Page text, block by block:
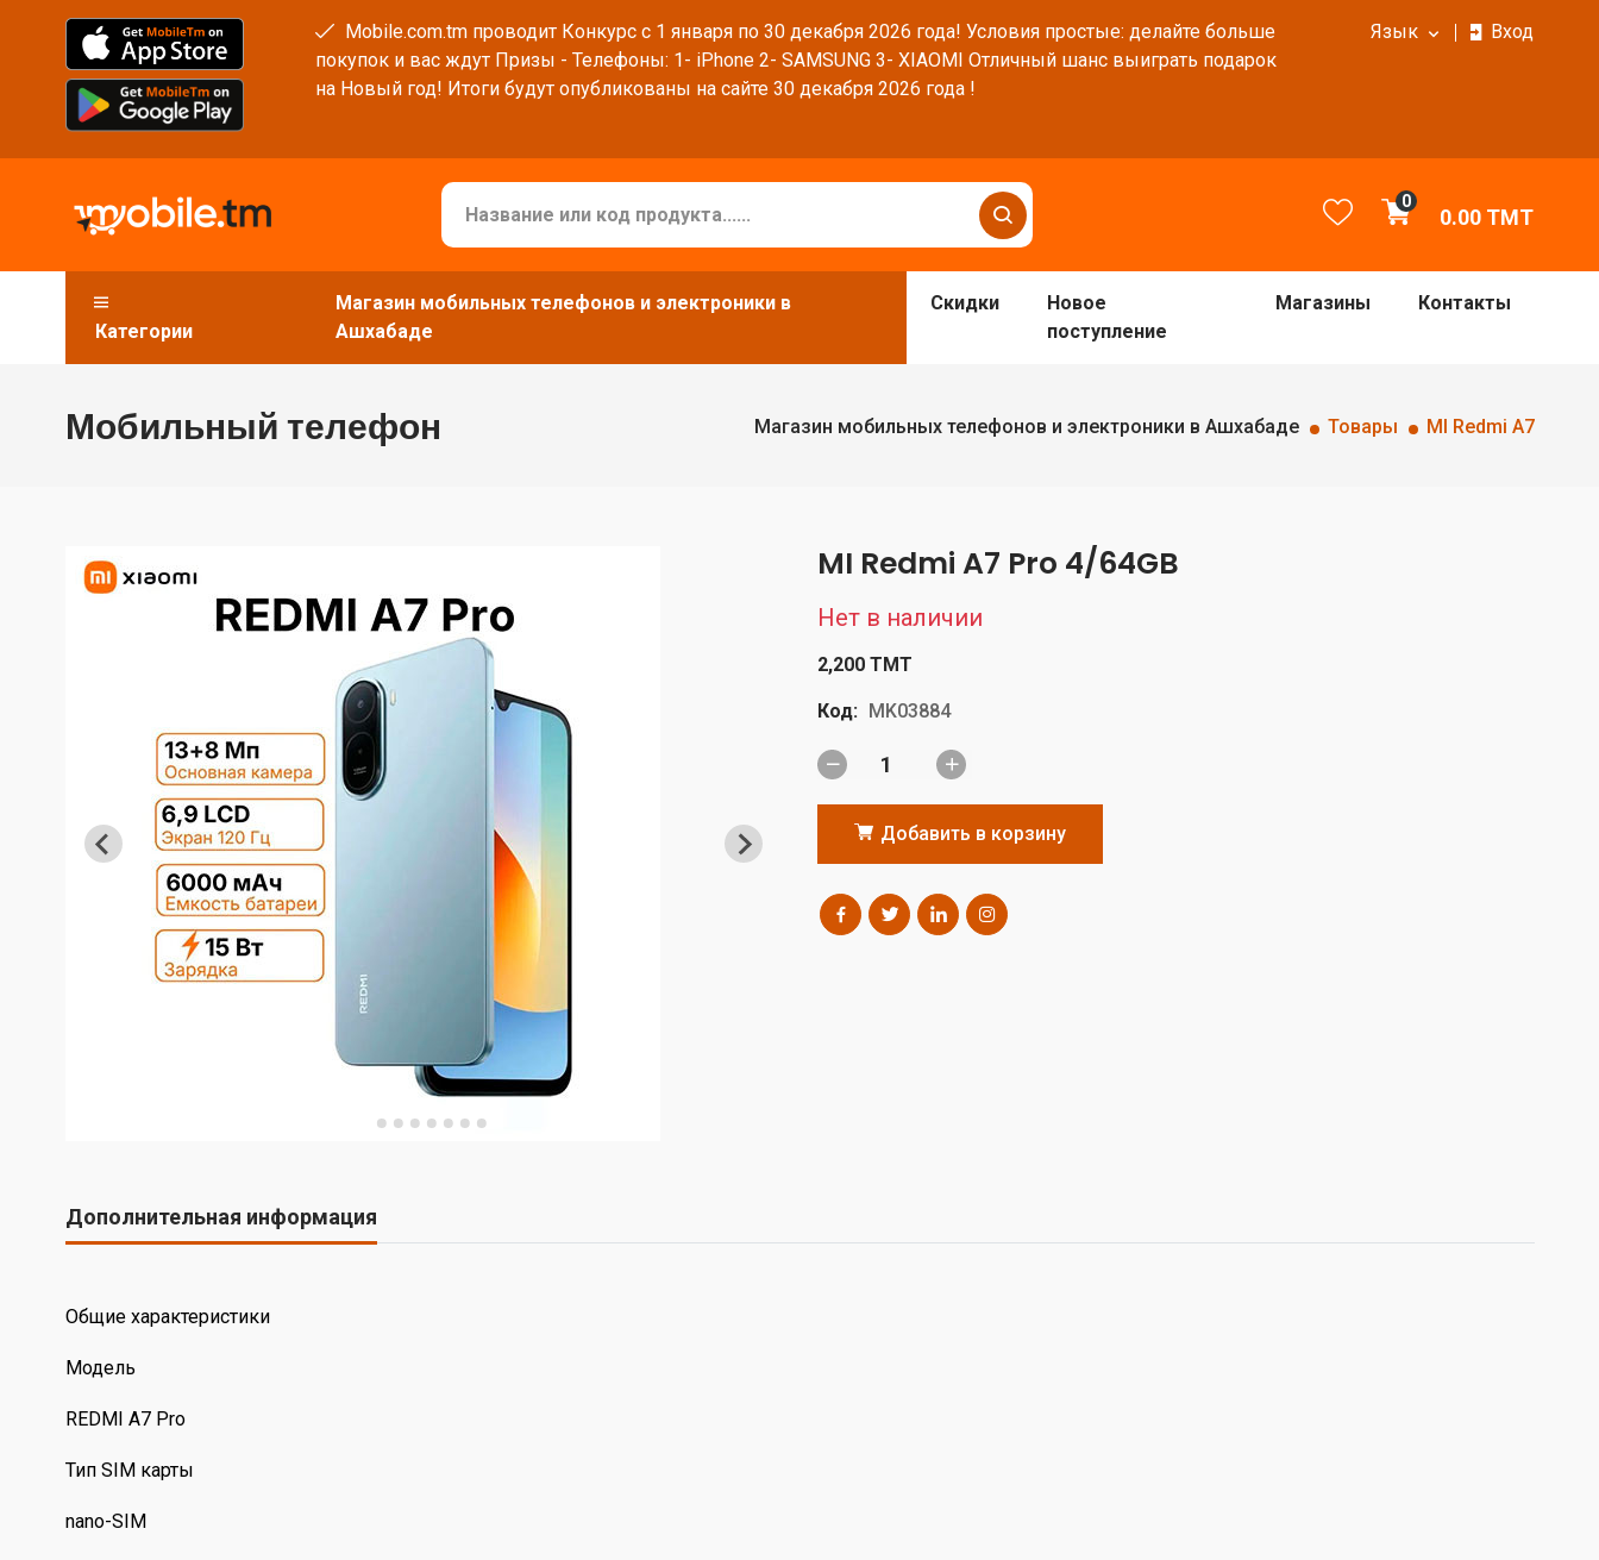
Mobile.com.tm проводит Конкурс с 1 января по 30 декабря 2026 года! Условия простые: делайте больше
покупок и вас ждут Призы - Телефоны: 1- iPhone 2- SAMSUNG 3- XIAOMI Отличный шанс выиграть подарок
на Новый год! Итоги будут опубликованы на сайте 30 декабря 2026 года !
Язык Вход
0
0.00 TMT
Категории
Магазин мобильных телефонов и электроники в
Ашхабаде
Скидки
Новое
поступление
Магазины Контакты
Мобильный телефон Магазин мобильных телефонов и электроники в Ашхабаде Товары MI Redmi A7
MI Redmi A7 Pro 4/64GB
Нет в наличии
2,200 TMT
Код: MK03884
Добавить в корзину
Дополнительная информация
Общие характеристики
Модель
REDMI A7 Pro
Тип SIM карты
nano-SIM